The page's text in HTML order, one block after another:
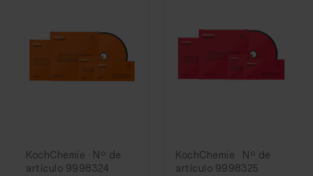
KochChemie · Nº de
artículo 9998324
KochChemie · Nº de
artículo 9998325